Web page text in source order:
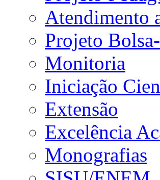
Atendimento
Projeto
Monitoria
Iniciação
Extensão
Excelência
Monografias